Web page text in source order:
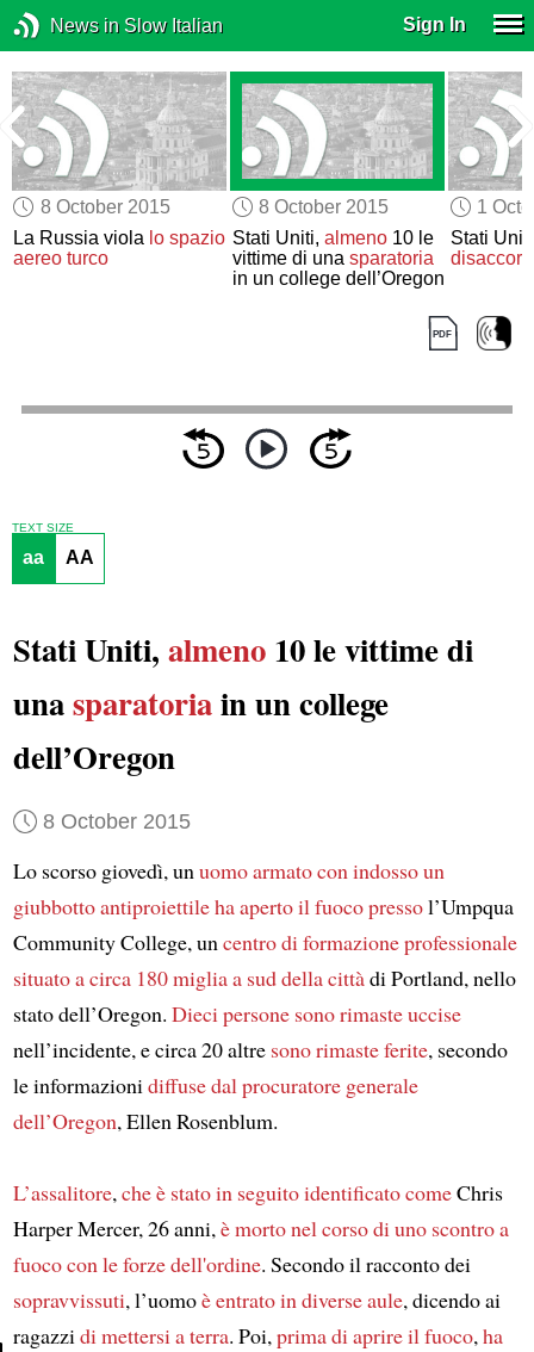
News in Slow Italian Sign In
8 October 2015
La Russia viola lo spazio
aereo turco
8 October 2015
Stati Uniti, almeno10 le
vittime di una sparatoria
in un college dell’Oregon
1
Stati
TEXT SIZE
aa AA
Stati Uniti, almeno10 le vittime di
unasparatoriain un college
dell’Oregon
8 October 2015
Lo scorso giovedì, unuomo armatocon indosso un
giubbotto antiproiettileha aperto il fuocopressol’Umpqua
Community College, uncentro di formazione professionale
situato a circa 180 migliaa sud della cittàdi Portland, nello
stato dell’Oregon. Dieci persone sono rimaste uccise
nell’incidente, e circa 20 altre sono rimaste ferite, secondo
le informazionidiffusedal procuratore generale
dell’Oregon, Ellen Rosenblum.
L’assalitore,che è stato in seguito identificato comeChris
Harper Mercer, 26 anni,è mortonel corso di uno scontro a
fuococon le forze dell'ordine. Secondo il racconto dei
sopravvissuti, l’uomoè entrato in diverse aule, dicendo ai
ragazzidi mettersi a terra. Poi,prima di aprire il fuoco,ha